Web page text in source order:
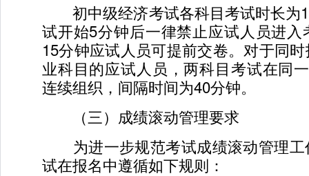
初中级经济考试各科目考试时长为
试开始5分钟后一律禁止应试人员进
15分钟应试人员可提前交卷。对于同
业科目的应试人员，两科目考试在同
连续组织，间隔时间为40分钟。
（三）成绩滚动管理要求
为进一步规范考试成绩滚动管理工
试在报名中遵循如下规则：